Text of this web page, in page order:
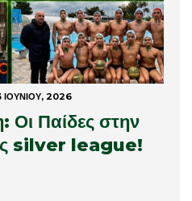
ΙΟΥΝΊΟΥ, 2026
Οι Παίδες στην
silver league!